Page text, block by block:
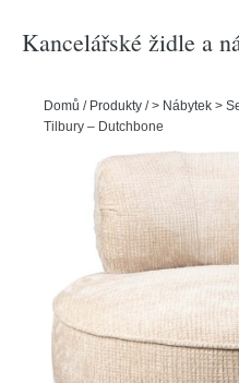
Kancelářské židle a
Domů / Produkty /> Nábytek >
Tilbury – Dutchbone